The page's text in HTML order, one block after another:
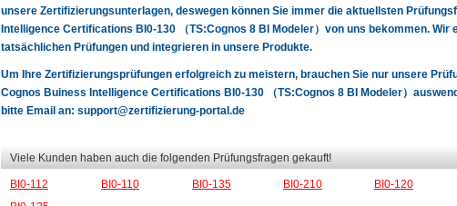
unsere Zertifizierungsunterlagen, deswegen können Sie immer die aktuellsten
Intelligence Certifications BI0-130 （TS:Cognos 8 BI Modeler）von uns bekommen.
tatsächlichen Prüfungen und integrieren in unsere Produkte.
Um Ihre Zertifizierungsprüfungen erfolgreich zu meistern, brauchen Sie nur unsere
Cognos Buiness Intelligence Certifications BI0-130 （TS:Cognos 8 BI Modeler）
bitte Email an: support@zertifizierung-portal.de
Viele Kunden haben auch die folgenden Prüfungsfragen gekauft!
BI0-112 BI0-110 BI0-135 BI0-210 BI0-120